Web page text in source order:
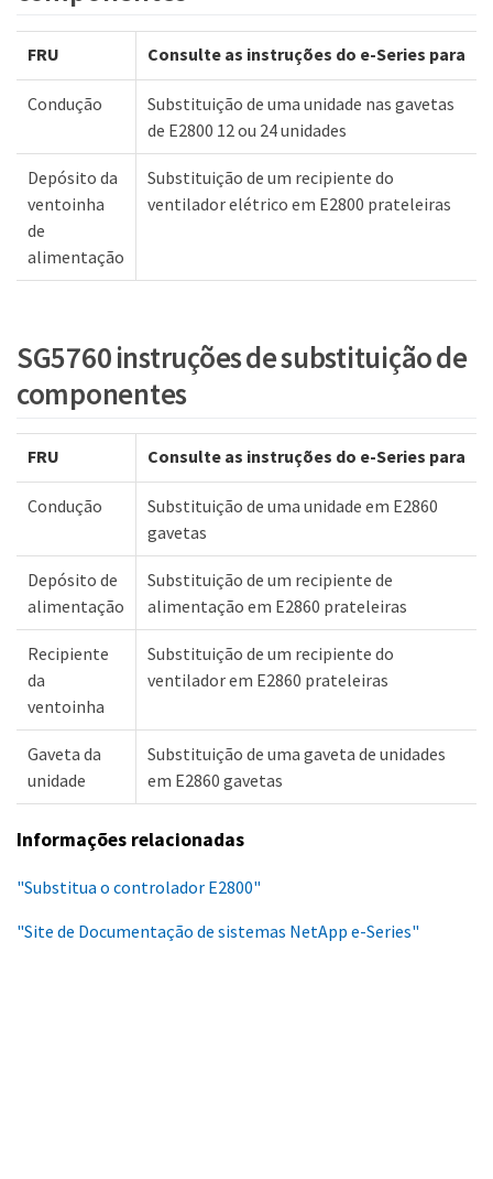
FRU Consulte as instruções do e-Series para
Condução
Substituição de uma unidade nas gavetas
de E2800 12 ou 24 unidades
Depósito da
ventoinha
de
alimentação
Substituição de um recipiente do
ventilador elétrico em E2800 prateleiras
SG5760 instruções de substituição de
componentes
FRU Consulte as instruções do e-Series para
Condução
Substituição de uma unidade em E2860
gavetas
Depósito de
alimentação
Substituição de um recipiente de
alimentação em E2860 prateleiras
Recipiente
da
ventoinha
Substituição de um recipiente do
ventilador em E2860 prateleiras
Gaveta da
unidade
Substituição de uma gaveta de unidades
em E2860 gavetas
Informações relacionadas
"Substitua o controlador E2800"
"Site de Documentação de sistemas NetApp e-Series"